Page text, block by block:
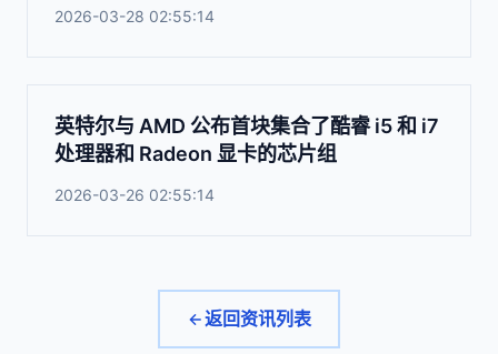
2026-03-28 02:55:14
英特尔与 AMD 公布首块集合了酷睿 i5 和 i7
处理器和 Radeon 显卡的芯片组
2026-03-26 02:55:14
返回资讯列表